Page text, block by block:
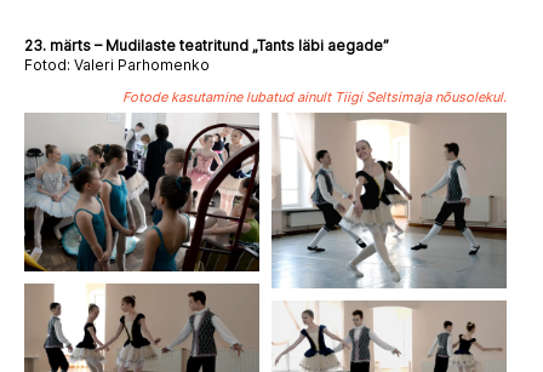
23. märts – Mudilaste teatritund „Tants läbi aegade”
Fotod: Valeri Parhomenko
Fotode kasutamine lubatud ainult Tiigi Seltsimaja nõusolekul.